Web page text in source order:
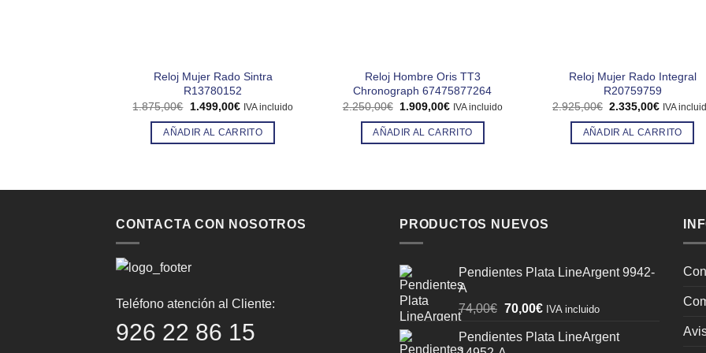
Reloj Mujer Rado Sintra
R13780152
1.875,00€ El
original
era:
1.499,00€El
actual
es:
IVA incluido
AÑADIR AL CARRITO
Reloj Hombre Oris TT3
Chronograph 67475877264
2.250,00€ El
original
era:
1.909,00€El
actual
es:
IVA incluido
AÑADIR AL CARRITO
Reloj Mujer Rado Integral
R20759759
2.925,00€ El
original
era:
2.335,00€El
actual
es:
IVA
AÑADIR AL CARRITO
CONTACTA CON NOSOTROS
Teléfono atención al Cliente:
926 22 86 15
PRODUCTOS NUEVOS
Pendientes Plata LineArgent 9942-
A
74,00€ El
original
70,00€El
actual
IVA incluido
Pendientes Plata LineArgent